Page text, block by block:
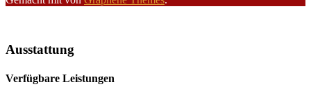
Ausstattung
Verfügbare Leistungen